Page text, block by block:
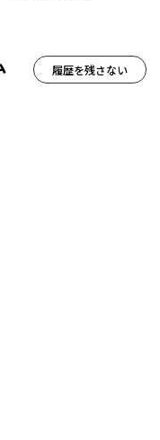
履歴を残さない